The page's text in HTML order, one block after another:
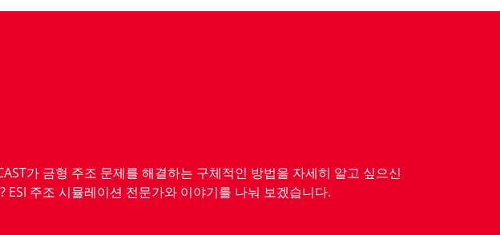
가 금형 주조 문제를 해결하는 구체적인 방법을 자세히 알고 싶으신
ESI 주조 시뮬레이션 전문가와 이야기를 나눠 보겠습니다.